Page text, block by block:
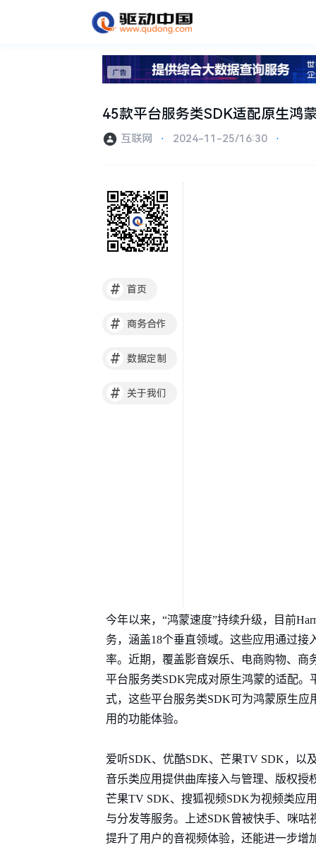
45款平台服务类SDK适配原生鸿
互联网 ⋅ 2024-11-25/16:30 ⋅
# 首页
# 商务合作
# 数据定制
# 关于我们
今年以来，“鸿蒙速度”持续升级，目前
务，涵盖18个垂直领域。这些应用通过
率。近期，覆盖影音娱乐、电商购物、商
平台服务类SDK完成对原生鸿蒙的适配
式，这些平台服务类SDK可为鸿蒙原生
用的功能体验。
爱听SDK、优酷SDK、芒果TV SDK，以
音乐类应用提供曲库接入与管理、版权授
芒果TV SDK、搜狐视频SDK为视频类应
与分发等服务。上述SDK曾被快手、咪
提升了用户的音视频体验，还能进一步增